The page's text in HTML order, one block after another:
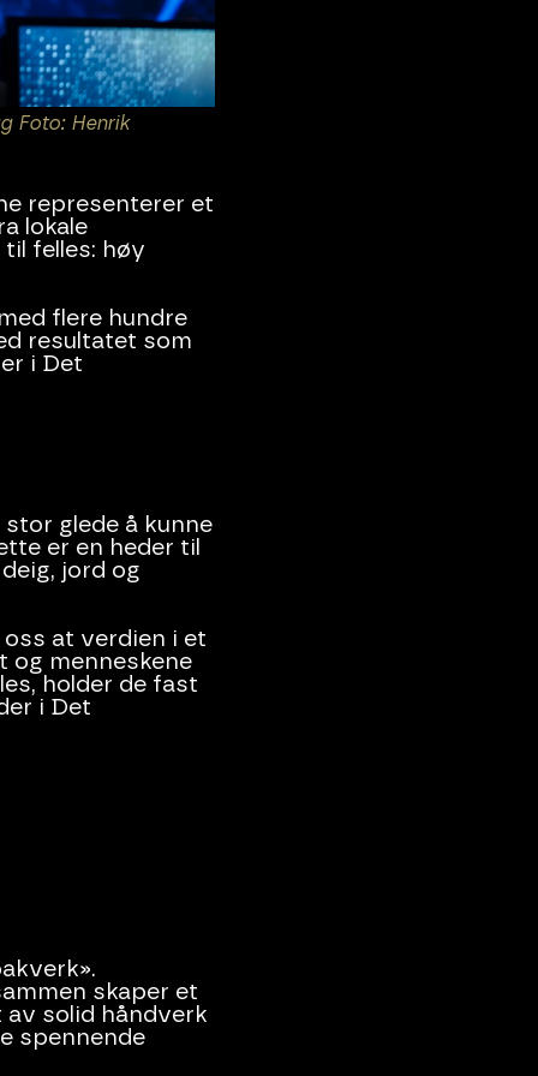
Foto: Henrik
representerer et
lokale
felles: høy
flere hundre
resultatet som
i Det
glede å kunne
er en heder til
jord og
at verdien i et
og menneskene
holder de fast
i Det
skaper et
solid håndverk
spennende